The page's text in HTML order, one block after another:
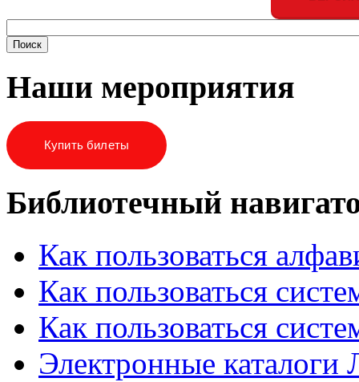
Наши мероприятия
Купить билеты
Библиотечный
Как пользоваться
Как пользоваться
Как пользоваться
Электронные